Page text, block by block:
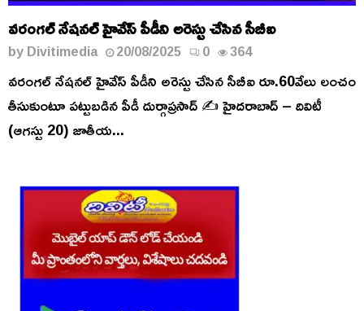
వరంగల్ నేషనల్ హైవేస్ పీడీని అరెస్టు చేసిన సీబీఐ
byDivitimedia 20/08/2025 0 364
వరంగల్ నేషనల్ హైవేస్ పీడీని అరెస్టు చేసిన సీబీఐ రూ.60వేలు లంచం
తీసుకుంటూ పట్టుబడిన పీడీ దుర్గాప్రసాద్ ✍️ హైదరాబాద్ – దివిటీ
(ఆగస్టు 20) జాతీయ...